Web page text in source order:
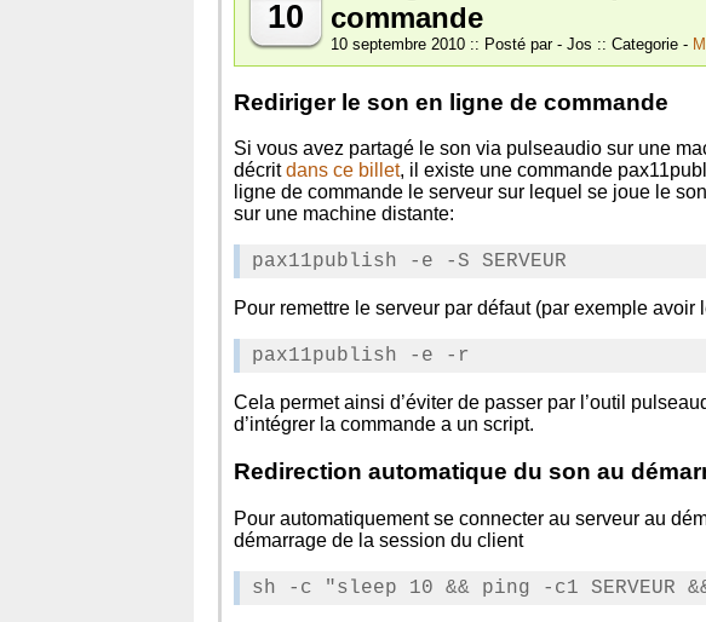
10
commande
10 septembre 2010 :: Posté par - Jos :: Categorie -
Rediriger le son en ligne de commande
Si vous avez partagé le son via pulseaudio sur une
décritdans ce billet, il existe une commande
ligne de commande le serveur sur lequel se joue le
sur une machine distante:
Pour remettre le serveur par défaut (par exemple avoir
Cela permet ainsi d’éviter de passer par l’outil
d’intégrer la commande a un script.
Redirection automatique du son au
Pour automatiquement se connecter au serveur au
démarrage de la session du client